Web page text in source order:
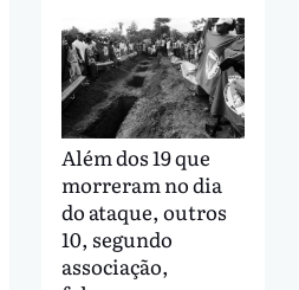
Além dos 19 que
morreram no dia
do ataque, outros
10, segundo
associação,